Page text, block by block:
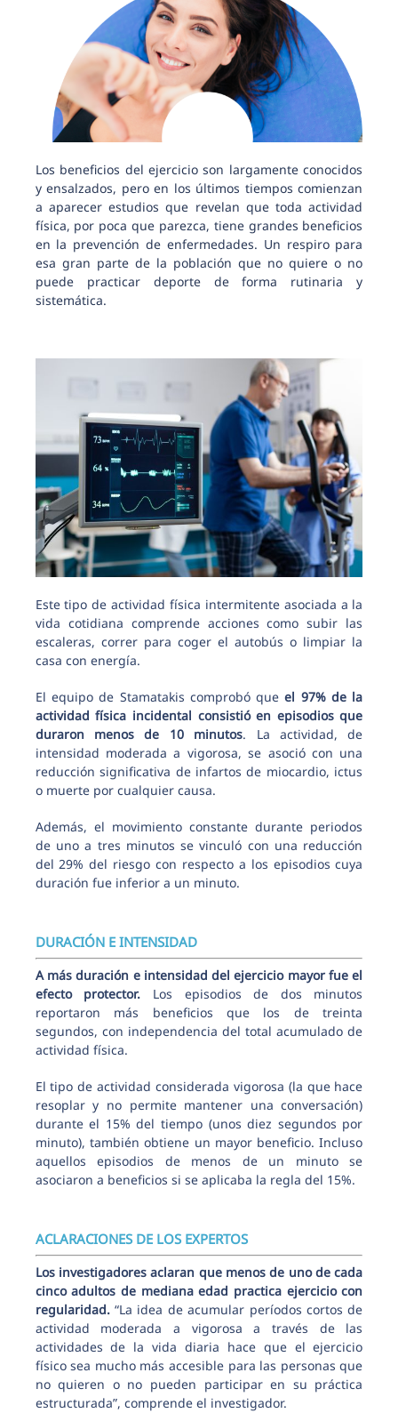
Los beneficios del ejercicio son largamente conocidos
y ensalzados, pero en los últimos tiempos comienzan
a aparecer estudios que revelan que toda actividad
física, por poca que parezca, tiene grandes beneficios
en la prevención de enfermedades. Un respiro para
esa gran parte de la población que no quiere o no
puede practicar deporte de forma rutinaria y
sistemática.
Este tipo de actividad física intermitente asociada a la
vida cotidiana comprende acciones como subir las
escaleras, correr para coger el autobús o limpiar la
casa con energía.
El equipo de Stamatakis comprobó queel 97% de la
actividad física incidental consistió en episodios que
duraron menos de 10 minutos. La actividad, de
intensidad moderada a vigorosa, se asoció con una
reducción significativa de infartos de miocardio, ictus
o muerte por cualquier causa.
Además, el movimiento constante durante periodos
de uno a tres minutos se vinculó con una reducción
del 29% del riesgo con respecto a los episodios cuya
duración fue inferior a un minuto.
DURACIÓN E INTENSIDAD
A más duración e intensidad del ejercicio mayor fue el
efecto protector. Los episodios de dos minutos
reportaron más beneficios que los de treinta
segundos, con independencia del total acumulado de
actividad física.
El tipo de actividad considerada vigorosa (la que hace
resoplar y no permite mantener una conversación)
durante el 15% del tiempo (unos diez segundos por
minuto), también obtiene un mayor beneficio. Incluso
aquellos episodios de menos de un minuto se
asociaron a beneficios si se aplicaba la regla del 15%.
ACLARACIONES DE LOS EXPERTOS
Los investigadores aclaran que menos de uno de cada
cinco adultos de mediana edad practica ejercicio con
regularidad.“La idea de acumular períodos cortos de
actividad moderada a vigorosa a través de las
actividades de la vida diaria hace que el ejercicio
físico sea mucho más accesible para las personas que
no quieren o no pueden participar en su práctica
estructurada”, comprende el investigador.